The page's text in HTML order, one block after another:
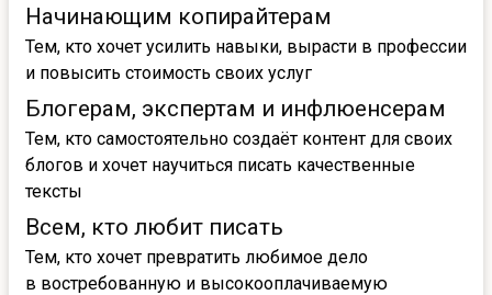
Начинающим копирайтерам
Тем, кто хочет усилить навыки, вырасти в профессии
и повысить стоимость своих услуг
Блогерам, экспертам и инфлюенсерам
Тем, кто самостоятельно создаёт контент для своих
блогов и хочет научиться писать качественные
тексты
Всем, кто любит писать
Тем, кто хочет превратить любимое дело
в востребованную и высокооплачиваемую